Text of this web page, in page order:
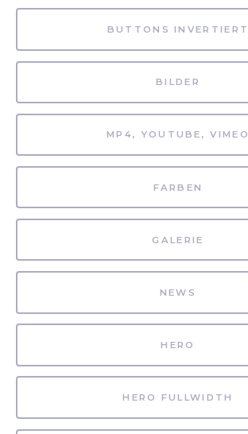
BUTTONS INVERTIERT
BILDER
MP4, YOUTUBE, VIMEO
FARBEN
GALERIE
NEWS
HERO
HERO FULLWIDTH